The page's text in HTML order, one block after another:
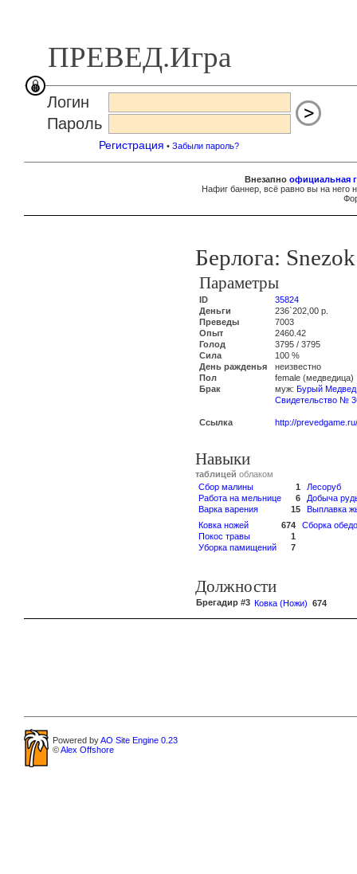
ПРЕВЕД.Игра
Логин
Пароль
Регистрация • Забыли пароль?
Внезапно официальная
Нафиг баннер, всё равно вы на
Берлога: Snezok
Параметры
ID
35824
Деньги
236`202,00 р.
Преведы
7003
Опыт
2460.42
Голод
3795 / 3795
Сила
100 %
День ражденья
неизвестно
Пол
female (медведица)
Брак
муж: Бурый Медвед
Свидетельство №
Ссылка http://
Навыки
таблицей облаком
Сбор малины
1
Работа на мельнице
6
Варка варения
15
Лесоруб
Добыча
Выплавка
Ковка ножей
674
Покос травы
1
Уборка памищений
7
Сборка
Должности
Брегадир #3 Ковка (Ножи) 674
Powered byAO Site Engine 0.23
©Alex Offshore